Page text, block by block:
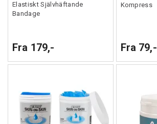
Elastiskt Självhäftande
Bandage
Fra 179,-
Kompress
Fra 79,-